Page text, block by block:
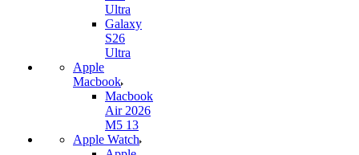
Ultra
Galaxy
S26
Ultra
Apple
Macbook
Macbook
Air 2026
M5 13
Apple Watch